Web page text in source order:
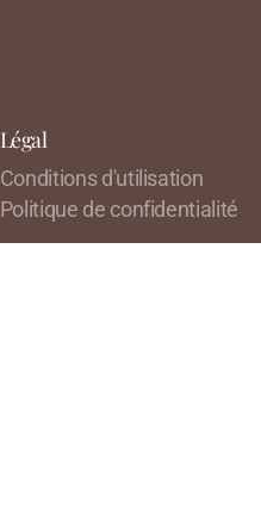
Légal
Conditions d'utilisation
Politique de confidentialité